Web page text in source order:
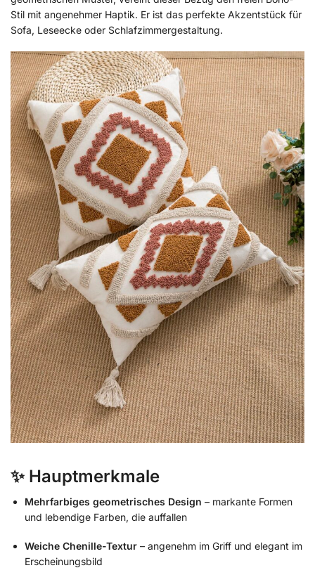
Stil mit angenehmer Haptik. Er ist das perfekte Akzentstück für
Sofa, Leseecke oder Schlafzimmergestaltung.
✨ Hauptmerkmale
Mehrfarbiges geometrisches Design – markante Formen
und lebendige Farben, die auffallen
Weiche Chenille-Textur – angenehm im Griff und elegant im
Erscheinungsbild